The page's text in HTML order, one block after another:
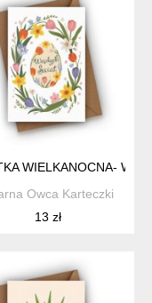
WIELKANOCNA-
Owca Karteczki
13 zł